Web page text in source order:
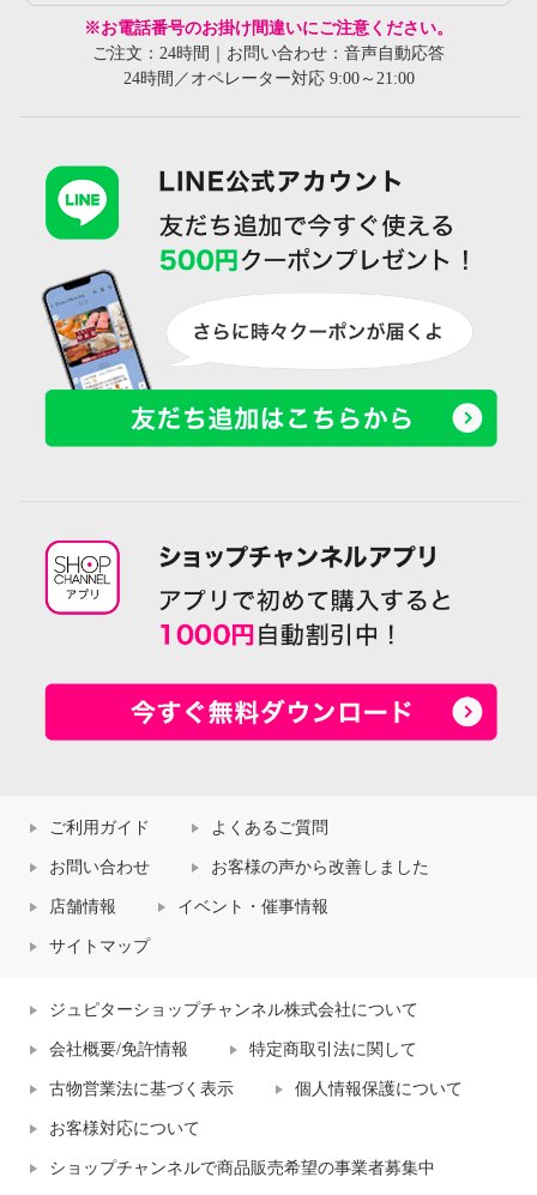
※お電話番号のお掛け間違いにご注意ください。
ご注文：24時間｜お問い合わせ：音声自動応答
24時間／オペレーター対応 9:00～21:00
ご利用ガイド よくあるご質問
お問い合わせ お客様の声から改善しました
店舗情報 イベント・催事情報
サイトマップ
ジュピターショップチャンネル株式会社について
会社概要/免許情報 特定商取引法に関して
古物営業法に基づく表示 個人情報保護について
お客様対応について
ショップチャンネルで商品販売希望の事業者募集中